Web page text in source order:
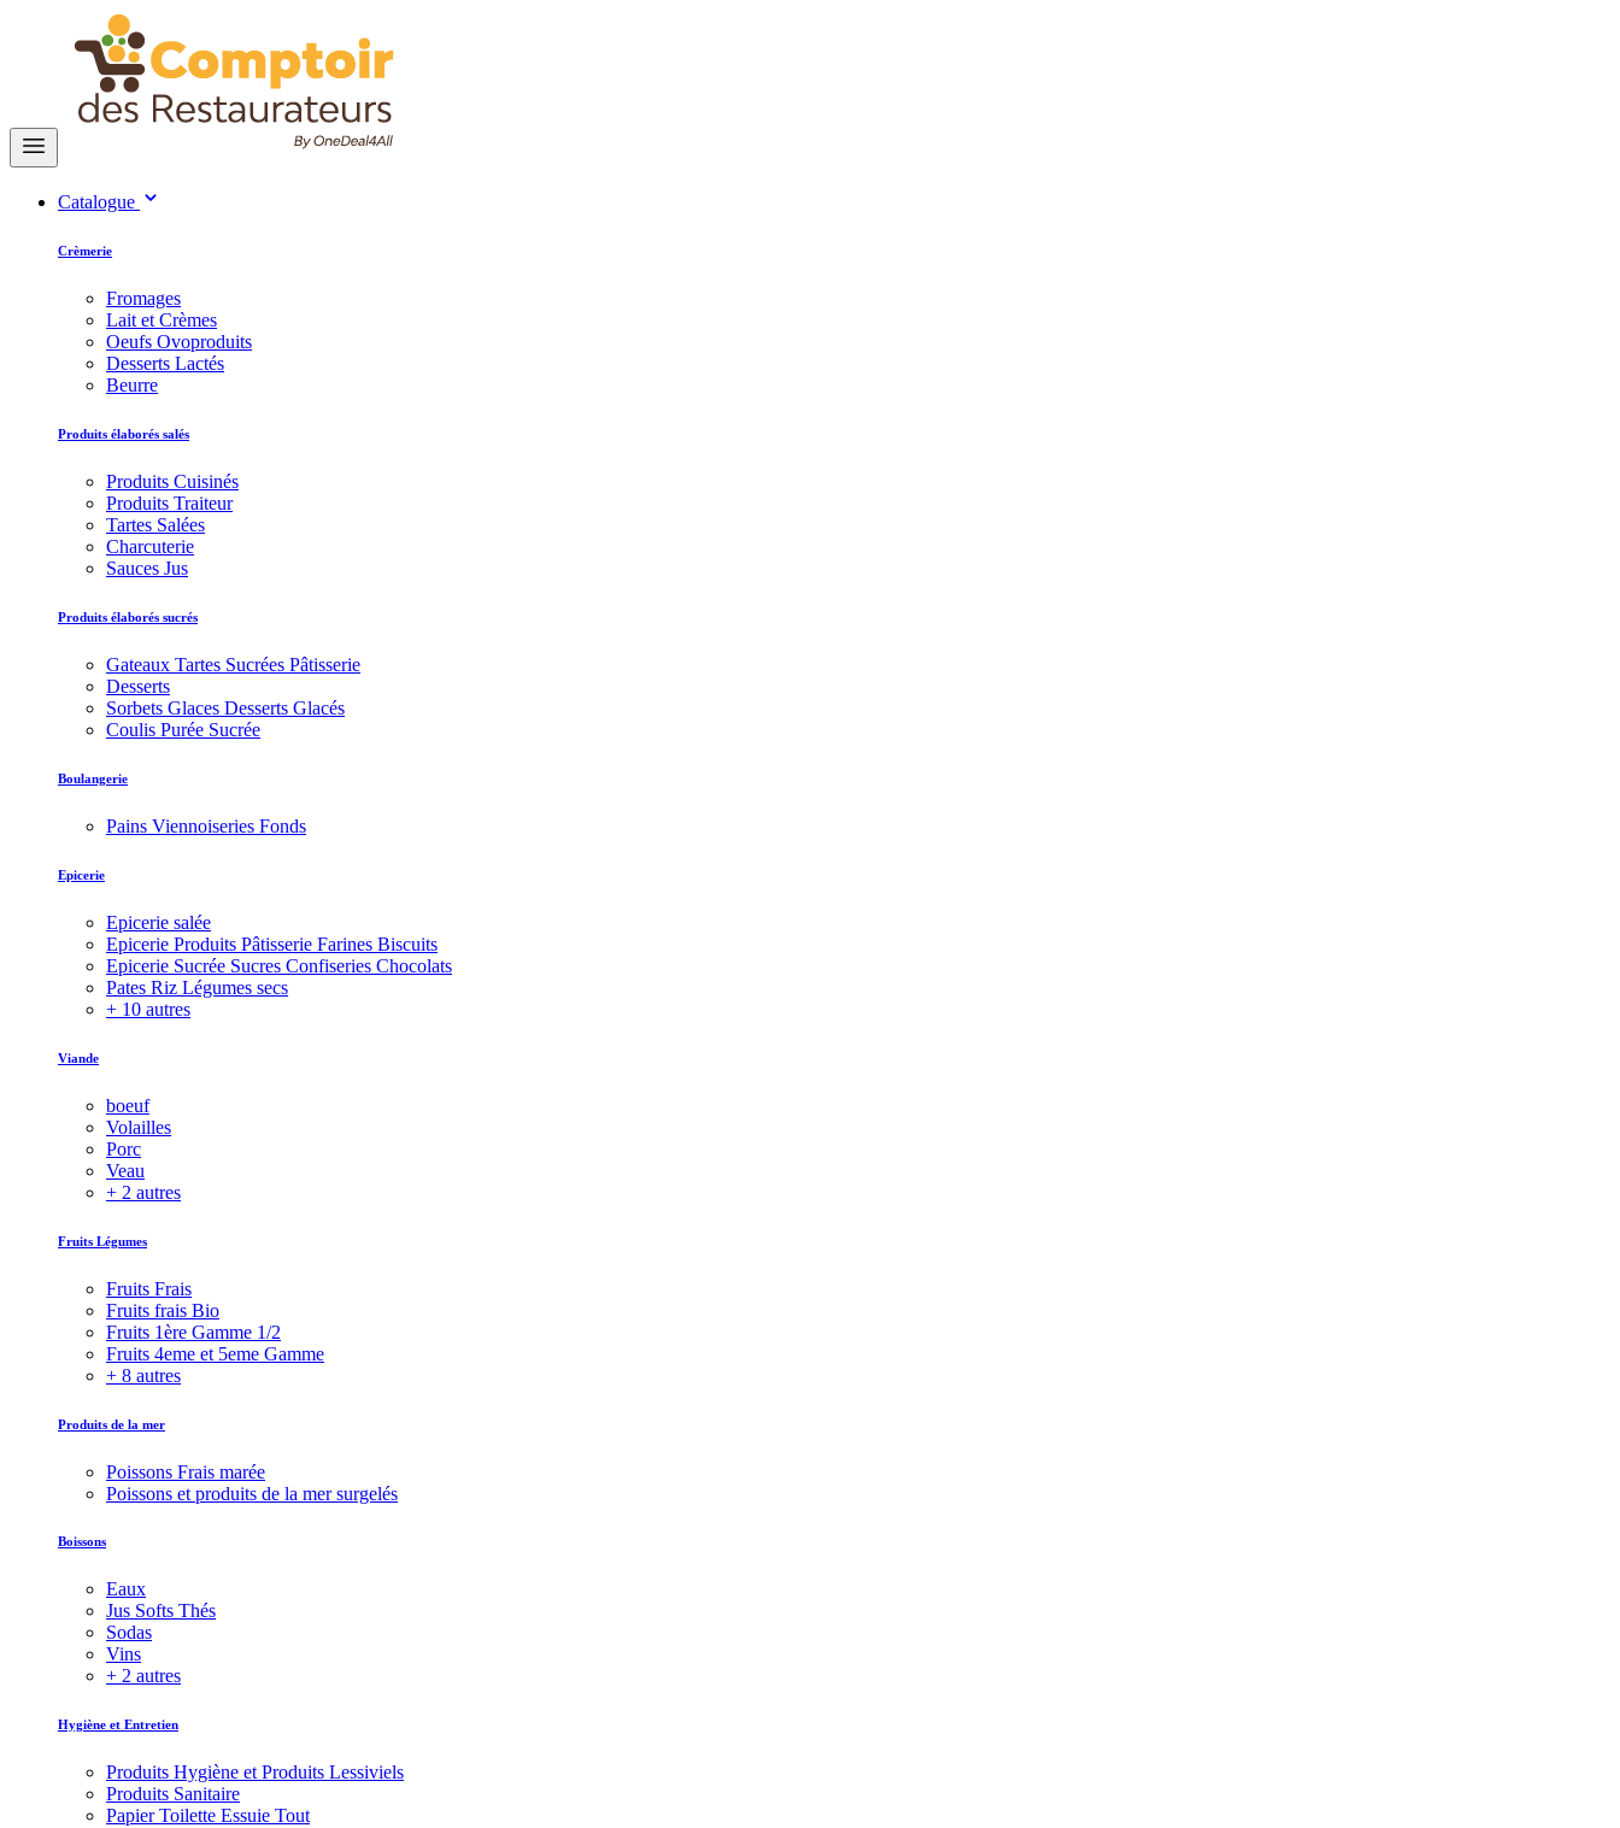
Catalogue
Crèmerie
Fromages
Lait et Crèmes
Oeufs Ovoproduits
Desserts Lactés
Beurre
Produits élaborés salés
Produits Cuisinés
Produits Traiteur
Tartes Salées
Charcuterie
Sauces Jus
Produits élaborés sucrés
Gateaux Tartes Sucrées Pâtisserie
Desserts
Sorbets Glaces Desserts Glacés
Coulis Purée Sucrée
Boulangerie
Pains Viennoiseries Fonds
Epicerie
Epicerie salée
Epicerie Produits Pâtisserie Farines Biscuits
Epicerie Sucrée Sucres Confiseries Chocolats
Pates Riz Légumes secs
+ 10 autres
Viande
boeuf
Volailles
Porc
Veau
+ 2 autres
Fruits Légumes
Fruits Frais
Fruits frais Bio
Fruits 1ère Gamme 1/2
Fruits 4eme et 5eme Gamme
+ 8 autres
Produits de la mer
Poissons Frais marée
Poissons et produits de la mer surgelés
Boissons
Eaux
Jus Softs Thés
Sodas
Vins
+ 2 autres
Hygiène et Entretien
Produits Hygiène et Produits Lessiviels
Produits Sanitaire
Papier Toilette Essuie Tout